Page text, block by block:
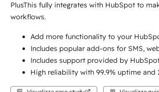
PlusThis fully integrates with HubSpot to
workflows.
Add more functionality to your
Includes popular add-ons for SMS,
Includes support provided by
High reliability with 99.9% uptime and